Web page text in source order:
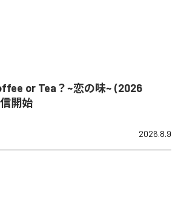
or Tea？~恋の味~ (2026
信開始
2026.8.9